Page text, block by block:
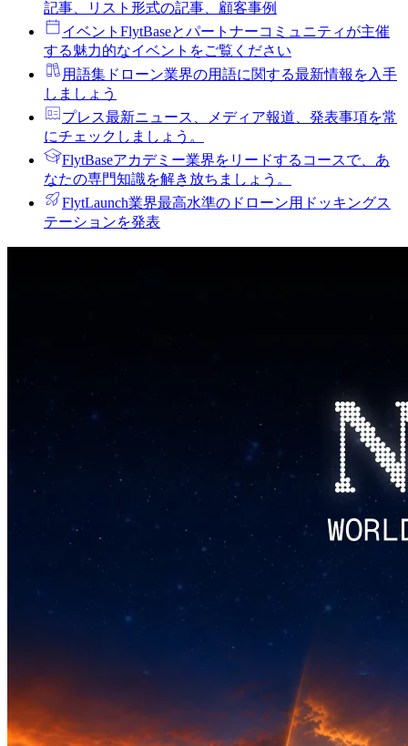
記事、リスト形式の記事、顧客事例
イベント FlytBaseとパートナーコミュニティが主催
する魅力的なイベントをご覧ください
用語集 ドローン業界の用語に関する最新情報を入手
しましょう
プレス最新ニュース、メディア報道、発表事項を常
にチェックしましょう。
FlytBaseアカデミー業界をリードするコースで、あ
なたの専門知識を解き放ちましょう。
FlytLaunch業界最高水準のドローン用ドッキングス
テーションを発表